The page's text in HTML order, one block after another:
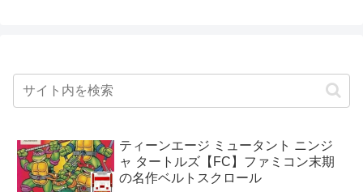
ティーンエージ ミュータント ニンジ
ャ タートルズ【FC】ファミコン末期
の名作ベルトスクロール